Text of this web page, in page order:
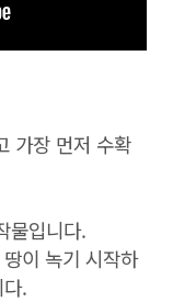
가장 먼저 수확
물입니다.
이 녹기 시작하
.